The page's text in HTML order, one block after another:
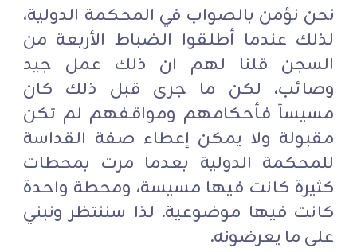
نحن نؤمن بالصواب في المحكمة الدولية،
لذلك عندما أطلقوا الضباط الأربعة من
السجن قلنا لهم ان ذلك عمل جيد
وصائب، لكن ما جرى قبل ذلك كان
مسيساً فأحكامهم ومواقفهم لم تكن
مقبولة ولا يمكن إعطاء صفة القداسة
للمحكمة الدولية بعدما مرت بمحطات
كثيرة كانت فيها مسيسة، ومحطة واحدة
كانت فيها موضوعية. لذا سننتظر ونبني
على ما يعرضونه.